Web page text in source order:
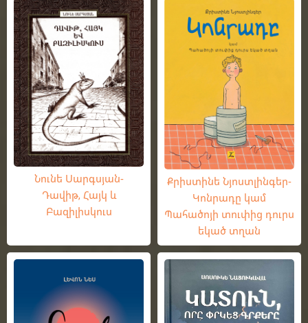
Նունե Սարգսյան-
Դավիթ, Հայկ և
Բազիլիսկուս
Քրիստինե Նյոստլինգեր-
Կոնրադը կամ
Պահածոյի տուփից դուրս
եկած տղան